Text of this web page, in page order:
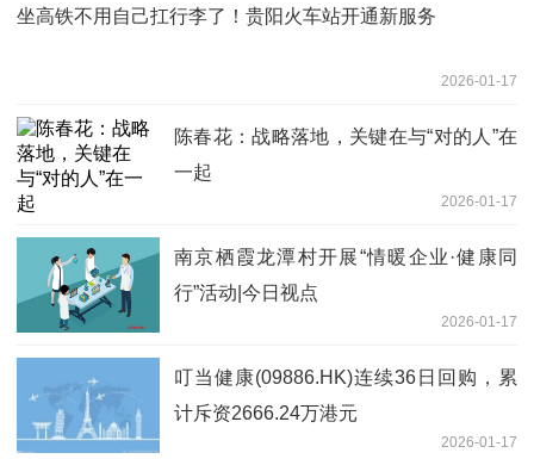
坐高铁不用自己扛行李了！贵阳火车站开通新服务
2026-01-17
陈春花：战略落地，关键在与“对的人”在
一起
2026-01-17
南京栖霞龙潭村开展“情暖企业·健康同
行”活动|今日视点
2026-01-17
叮当健康(09886.HK)连续36日回购，累
计斥资2666.24万港元
2026-01-17